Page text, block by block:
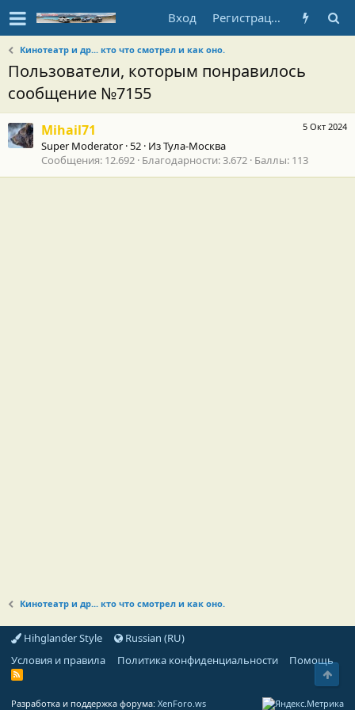
Вход Регистрация
Кинотеатр и др... кто что смотрел и как оно.
Пользователи, которым понравилось
сообщение №7155
5 Окт 2024
Mihail71
Super Moderator ·52 · ИзТула-Москва
Сообщения 12.692 Благодарности 3.672 Баллы 113
Кинотеатр и др... кто что смотрел и как оно.
Hihglander Style
Russian (RU)
Условия и правила
Политика конфиденциальности Помощь
R
Разработка и поддержка форума: XenForo.ws